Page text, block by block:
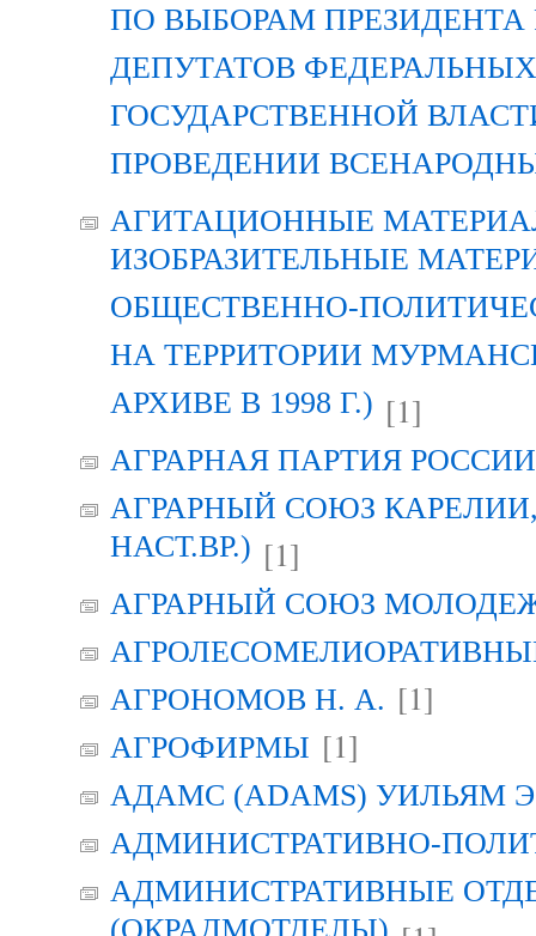
ПО ВЫБОРАМ
ДЕПУТАТОВ
ГОСУДАРСТВЕННОЙ
ПРОВЕДЕНИИ
АГИТАЦИОННЫЕ
ИЗОБРАЗИТЕЛЬНЫЕ
ОБЩЕСТВЕННО-
НА ТЕРРИТОРИИ
АРХИВЕ В 1998 Г.) [1]
АГРАРНАЯ ПАРТИЯ РОССИИ
АГРАРНЫЙ СОЮЗ КАРЕЛИИ,
НАСТ.ВР.) [1]
АГРАРНЫЙ СОЮЗ
АГРОНОМОВ Н. А. [1]
АГРОФИРМЫ [1]
АДАМС (ADAMS) УИЛЬЯМ
АДМИНИСТРАТИВНО-
АДМИНИСТРАТИВНЫЕ